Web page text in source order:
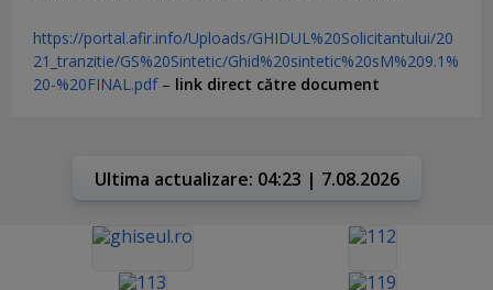
https://portal.afir.info/Uploads/GHIDUL%20Solicitantului/20
21_tranzitie/GS%20Sintetic/Ghid%20sintetic%20sM%209.1%
20-%20FINAL.pdf– link direct către document
Ultima actualizare: 04:23 | 7.08.2026